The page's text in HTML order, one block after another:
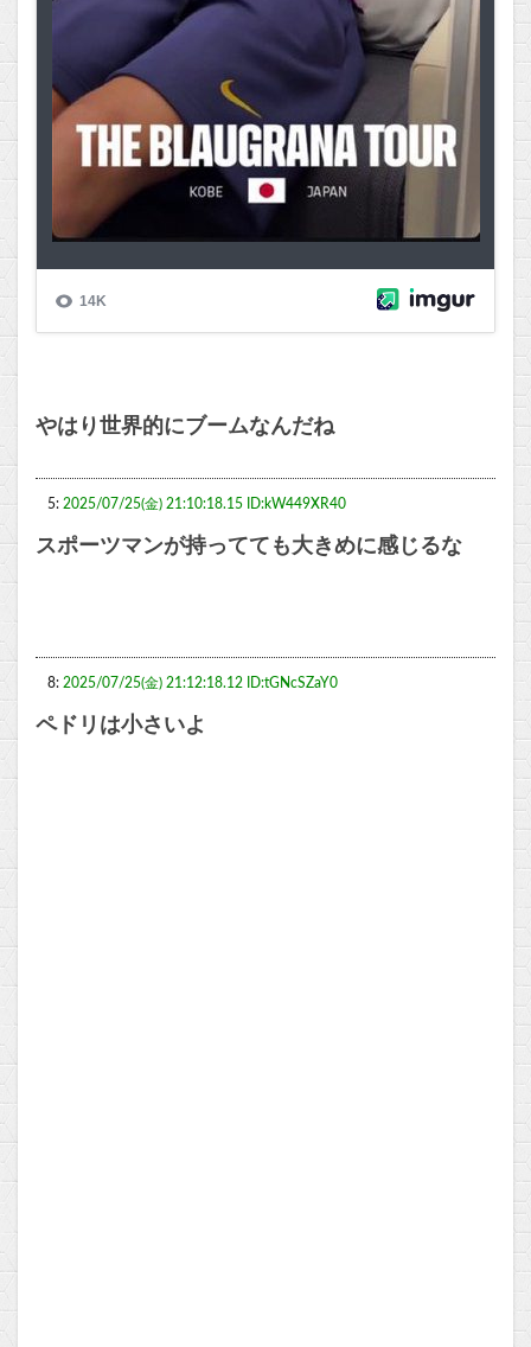
やはり世界的にブームなんだね
5: 2025/07/25(金) 21:10:18.15 ID:kW449XR40
スポーツマンが持ってても大きめに感じるな
8: 2025/07/25(金) 21:12:18.12 ID:tGNcSZaY0
ペドリは小さいよ